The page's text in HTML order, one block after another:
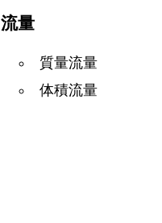
流量
質量流量
体積流量